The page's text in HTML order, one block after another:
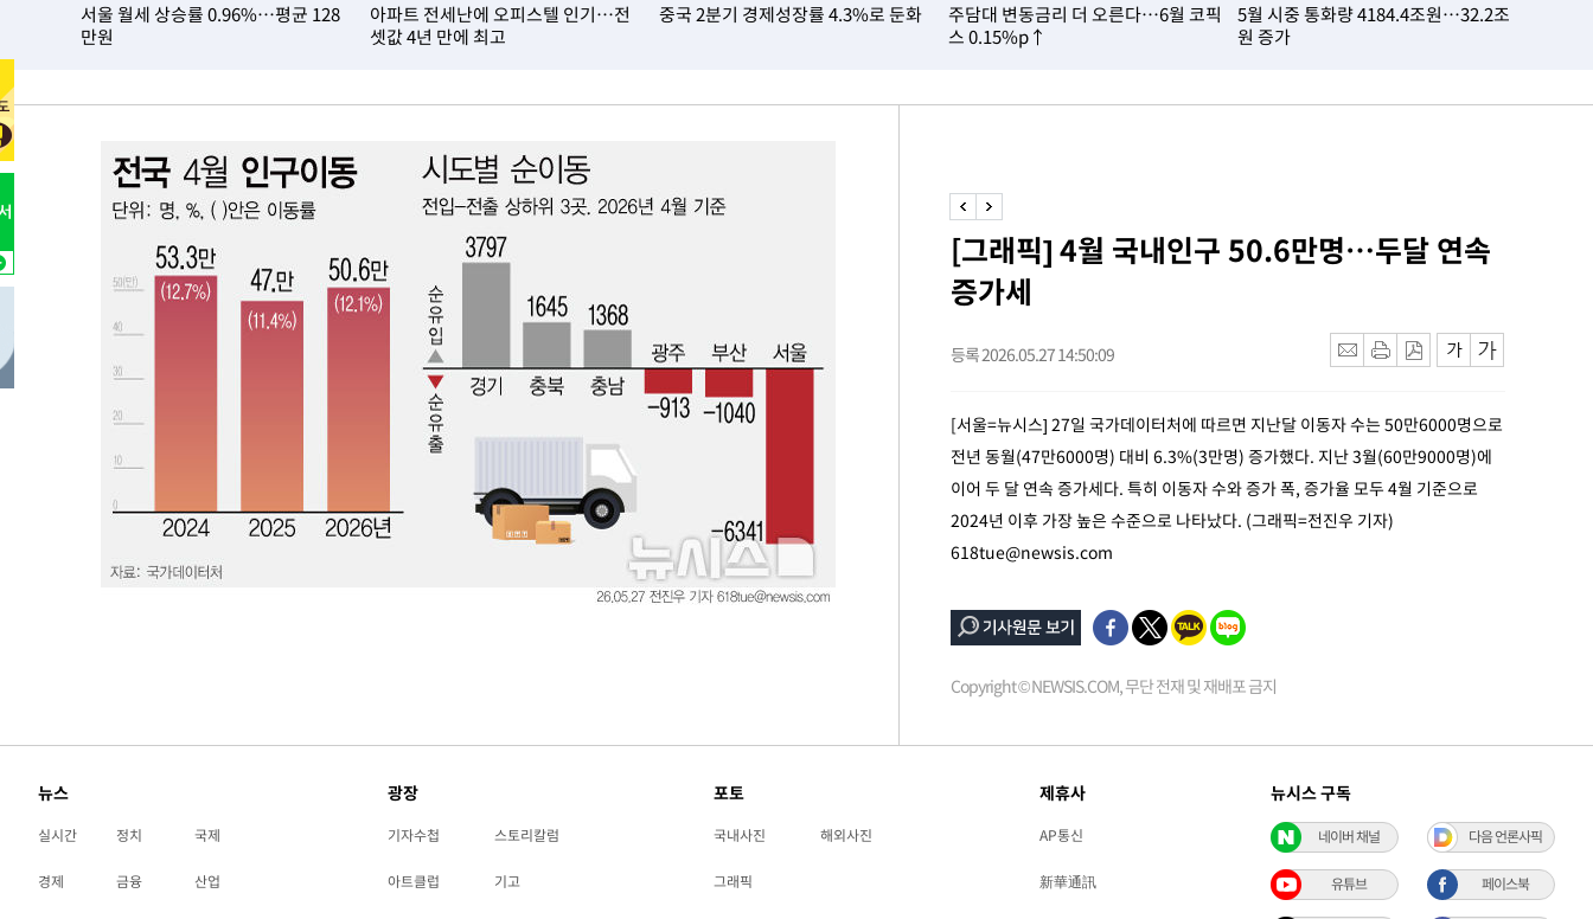
서울 월세 상승률 0.96%…평균 128
만원
아파트 전세난에 오피스텔 인기…전
셋값 4년 만에 최고
중국 2분기 경제성장률 4.3%로 둔화
주담대 변동금리 더 오른다…6월 코픽
스 0.15%p↑
5월 시중 통화량 4184.4조원…32.2조
원 증가
[그래픽] 4월 국내인구 50.6만명…두달 연속
증가세
등록 2026.05.27 14:50:09
[서울=뉴시스] 27일 국가데이터처에 따르면 지난달 이동자 수는 50만6000명으로
전년 동월(47만6000명) 대비 6.3%(3만명) 증가했다. 지난 3월(60만9000명)에
이어 두 달 연속 증가세다. 특히 이동자 수와 증가 폭, 증가율 모두 4월 기준으로
2024년 이후 가장 높은 수준으로 나타났다. (그래픽=전진우 기자)
618tue@newsis.com
Copyright © NEWSIS.COM, 무단 전재 및 재배포 금지
뉴스
실시간 정치 국제
경제 금융 산업
광장
기자수첩 스토리칼럼
아트클럽 기고
포토
국내사진 해외사진
그래픽
제휴사
AP통신
新華通訊
뉴시스 구독
네이버 채널 다음 언론사픽
유튜브 페이스북